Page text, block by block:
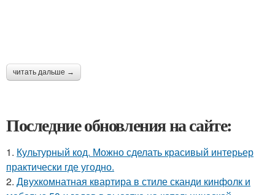
читать дальше →
Последние обновления на сайте:
1. Культурный код. Можно сделать красивый интерьер
практически где угодно.
2. Двухкомнатная квартира в стиле сканди кинфолк и